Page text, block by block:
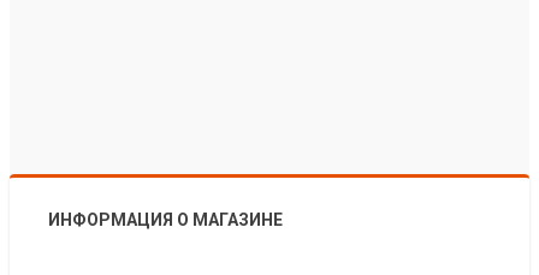
ИНФОРМАЦИЯ О МАГАЗИНЕ